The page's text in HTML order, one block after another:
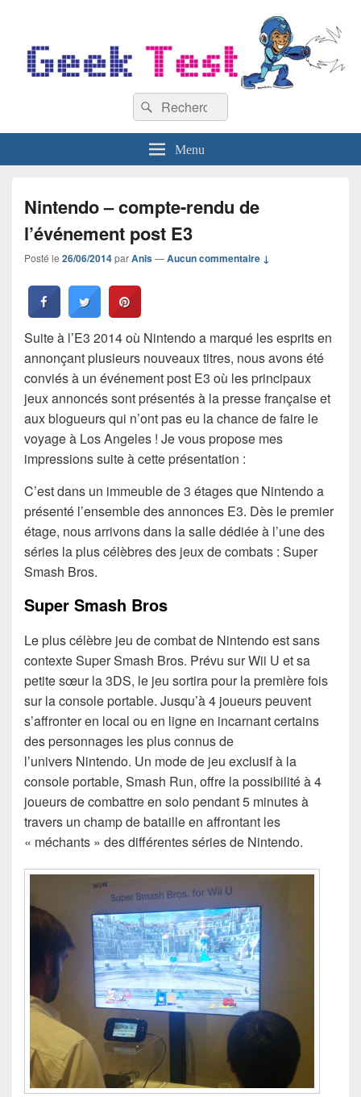
Recherche :
Rechercher
Menu
Nintendo – compte-rendu de
l’événement post E3
Posté le 26/06/2014parAnis—Aucun commentaire ↓
Suite à l’E3 2014 où Nintendo a marqué les esprits en
annonçant plusieurs nouveaux titres, nous avons été
conviés à un événement post E3 où les principaux
jeux annoncés sont présentés à la presse française et
aux blogueurs qui n’ont pas eu la chance de faire le
voyage à Los Angeles ! Je vous propose mes
impressions suite à cette présentation :
C’est dans un immeuble de 3 étages que Nintendo a
présenté l’ensemble des annonces E3. Dès le premier
étage, nous arrivons dans la salle dédiée à l’une des
séries la plus célèbres des jeux de combats : Super
Smash Bros.
Super Smash Bros
Le plus célèbre jeu de combat de Nintendo est sans
contexte Super Smash Bros. Prévu sur Wii U et sa
petite sœur la 3DS, le jeu sortira pour la première fois
sur la console portable. Jusqu’à 4 joueurs peuvent
s’affronter en local ou en ligne en incarnant certains
des personnages les plus connus de
l’univers Nintendo. Un mode de jeu exclusif à la
console portable, Smash Run, offre la possibilité à 4
joueurs de combattre en solo pendant 5 minutes à
travers un champ de bataille en affrontant les
« méchants » des différentes séries de Nintendo.